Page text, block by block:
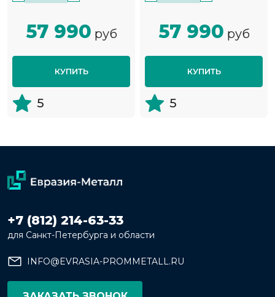
57 990 руб
КУПИТЬ
5
57 990 руб
КУПИТЬ
5
+7 (812) 214-63-33
для Санкт-Петербурга и области
INFO@EVRASIA-PROMMETALL.RU